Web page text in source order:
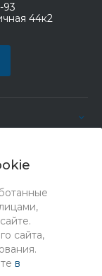
сайта,
в
93
44к2